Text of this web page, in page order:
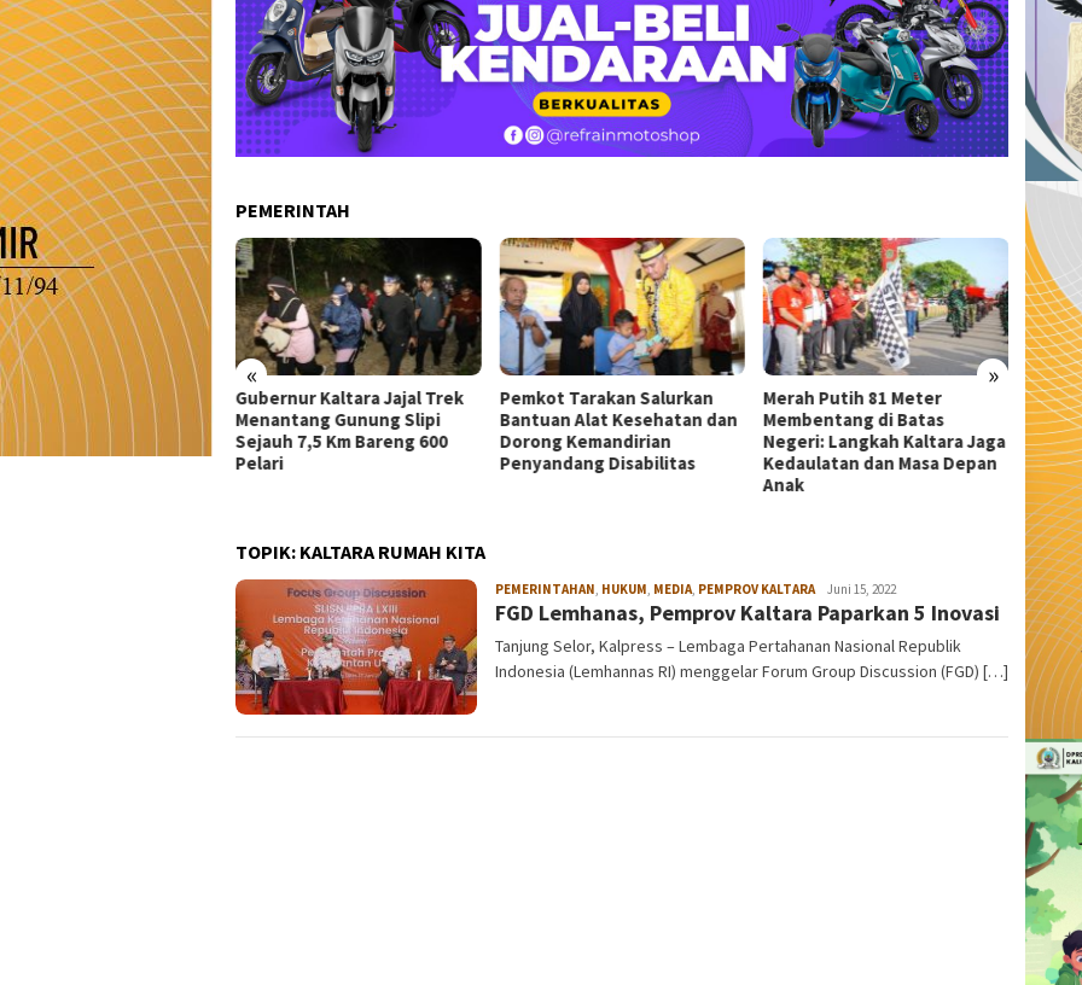
PEMERINTAH
« »
Kaltara Jajal Trek
Gunung Slipi
7,5 Km Bareng 600
Pemkot Tarakan Salurkan
Bantuan Alat Kesehatan dan
Dorong Kemandirian
Penyandang Disabilitas
Merah Putih 81 Meter
Membentang di Batas
Negeri: Langkah Kaltara Jaga
Kedaulatan dan Masa Depan
Dekranasda Tarakan
Matangkan Persiapan Produk
UMKM Unggulan, Siap Tampil
di Kodaeral Fair 2026
Wali
TOPIK: KALTARA RUMAH KITA
PEMERINTAHAN HUKUM MEDIA PEMPROV KALTARA admin
Juni 15, 2022
FGD Lemhanas, Pemprov Kaltara Paparkan 5 Inovasi
Tanjung Selor, Kalpress – Lembaga Pertahanan Nasional Republik
Indonesia (Lemhannas RI) menggelar Forum Group Discussion (FGD) […]